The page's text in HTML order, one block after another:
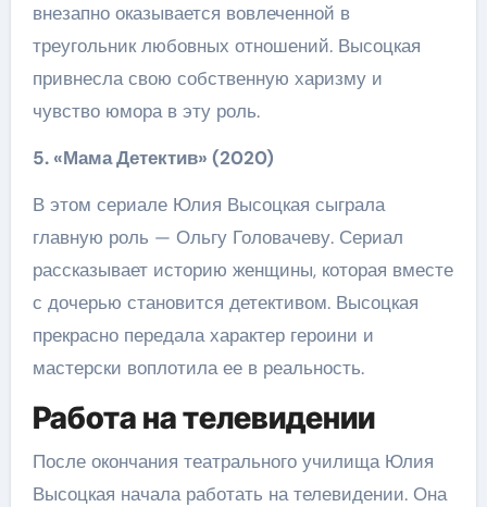
внезапно оказывается вовлеченной в
треугольник любовных отношений. Высоцкая
привнесла свою собственную харизму и
чувство юмора в эту роль.
5. «Мама Детектив» (2020)
В этом сериале Юлия Высоцкая сыграла
главную роль — Ольгу Головачеву. Сериал
рассказывает историю женщины, которая вместе
с дочерью становится детективом. Высоцкая
прекрасно передала характер героини и
мастерски воплотила ее в реальность.
Работа на телевидении
После окончания театрального училища Юлия
Высоцкая начала работать на телевидении. Она